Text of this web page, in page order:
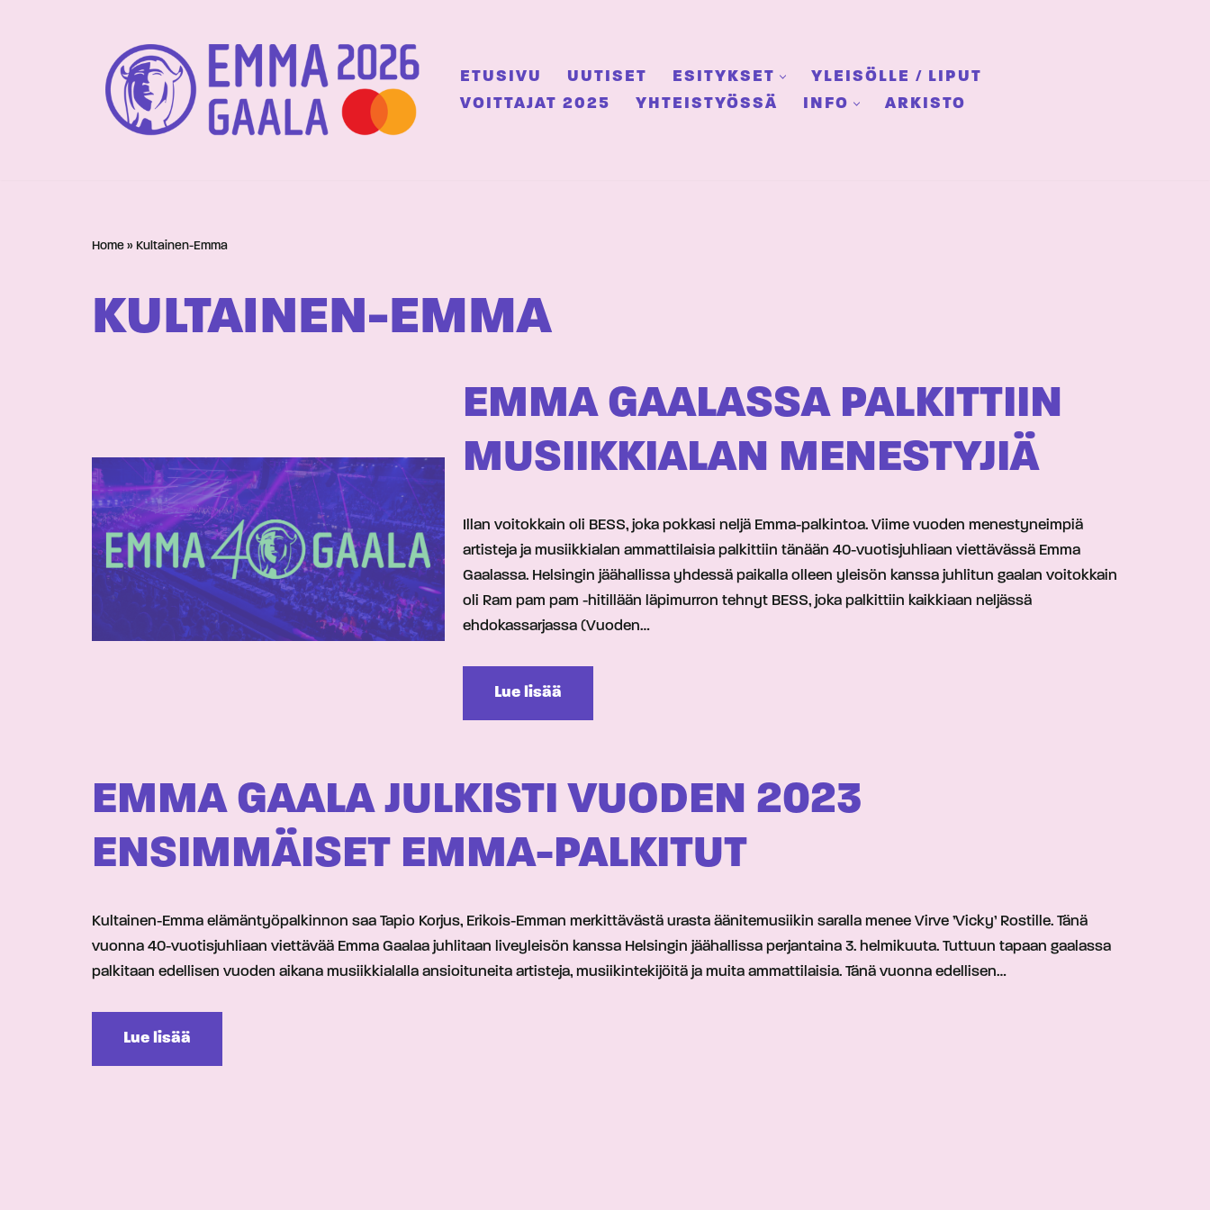
ETUSIVU UUTISET ESITYKSET
YLEISÖLLE / LIPUT
VOITTAJAT 2025
YHTEISTYÖSSÄ INFO ARKISTO
Home » Kultainen-Emma
KULTAINEN-EMMA
EMMA GAALASSA PALKITTIIN
MUSIIKKIALAN MENESTYJIÄ
Illan voitokkain oli BESS, joka pokkasi neljä Emma-palkintoa. Viime vuoden menestyneimpiä
artisteja ja musiikkialan ammattilaisia palkittiin tänään 40-vuotisjuhliaan viettävässä Emma
Gaalassa. Helsingin jäähallissa yhdessä paikalla olleen yleisön kanssa juhlitun gaalan voitokkain
oli Ram pam pam -hitillään läpimurron tehnyt BESS, joka palkittiin kaikkiaan neljässä
ehdokassarjassa (Vuoden…
Lue lisää
EMMA GAALA JULKISTI VUODEN 2023
ENSIMMÄISET EMMA-PALKITUT
Kultainen-Emma elämäntyöpalkinnon saa Tapio Korjus, Erikois-Emman merkittävästä urasta äänitemusiikin saralla menee Virve ’Vicky’ Rostille. Tänä
vuonna 40-vuotisjuhliaan viettävää Emma Gaalaa juhlitaan liveyleisön kanssa Helsingin jäähallissa perjantaina 3. helmikuuta. Tuttuun tapaan gaalassa
palkitaan edellisen vuoden aikana musiikkialalla ansioituneita artisteja, musiikintekijöitä ja muita ammattilaisia. Tänä vuonna edellisen…
Lue lisää